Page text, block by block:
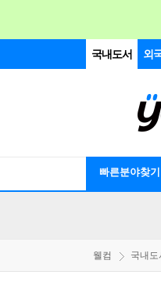
국내도서 외
빠른분야찾기
웰컴 국내도